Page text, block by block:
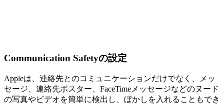
Communication Safetyの設定
Appleは、連絡先とのコミュニケーションだけでなく、メッ
セージ、連絡先ポスター、FaceTimeメッセージなどのヌード
の写真やビデオを簡単に検出し、ぼかしを入れることもでき